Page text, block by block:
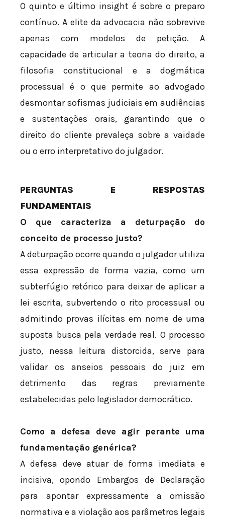
O quinto e último insight é sobre o preparo
contínuo. A elite da advocacia não sobrevive
apenas com modelos de petição. A
capacidade de articular a teoria do direito, a
filosofia constitucional e a dogmática
processual é o que permite ao advogado
desmontar sofismas judiciais em audiências
e sustentações orais, garantindo que o
direito do cliente prevaleça sobre a vaidade
ou o erro interpretativo do julgador.
PERGUNTAS E RESPOSTAS
FUNDAMENTAIS
O que caracteriza a deturpação do
conceito de processo justo?
A deturpação ocorre quando o julgador utiliza
essa expressão de forma vazia, como um
subterfúgio retórico para deixar de aplicar a
lei escrita, subvertendo o rito processual ou
admitindo provas ilícitas em nome de uma
suposta busca pela verdade real. O processo
justo, nessa leitura distorcida, serve para
validar os anseios pessoais do juiz em
detrimento das regras previamente
estabelecidas pelo legislador democrático.
Como a defesa deve agir perante uma
fundamentação genérica?
A defesa deve atuar de forma imediata e
incisiva, opondo Embargos de Declaração
para apontar expressamente a omissão
normativa e a violação aos parâmetros legais